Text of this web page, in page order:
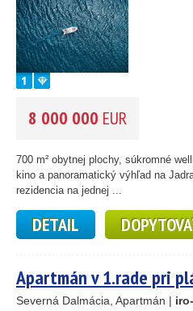
8 000 000 EUR
700 m² obytnej plochy, súkromné
kino a panoramatický výhľad na
rezidencia na jednej ...
DETAIL
Apartmán v 1.rade pri
Severná Dalmácia, Apartmán |